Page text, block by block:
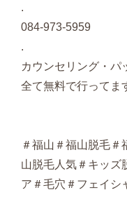
.
084-973-5959
.
カウンセリング・パ
全て無料で行ってま
＃福山＃福山脱毛＃
山脱毛人気＃キッズ
ア＃毛穴＃フェイシ